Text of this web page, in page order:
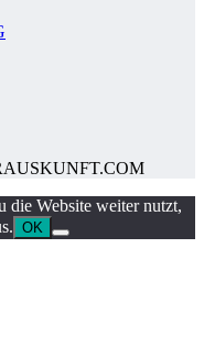
die Website weiter nutzt,
OK